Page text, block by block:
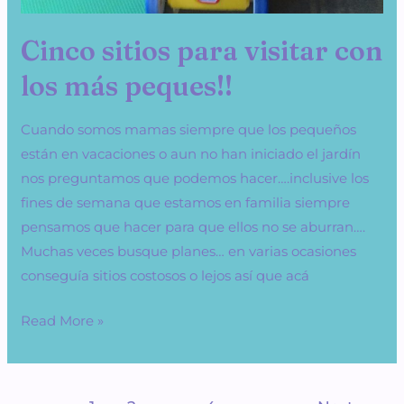
Cinco sitios para visitar con
los más peques!!
Cuando somos mamas siempre que los pequeños
están en vacaciones o aun no han iniciado el jardín
nos preguntamos que podemos hacer….inclusive los
fines de semana que estamos en familia siempre
pensamos que hacer para que ellos no se aburran….
Muchas veces busque planes… en varias ocasiones
conseguía sitios costosos o lejos así que acá
Read More »